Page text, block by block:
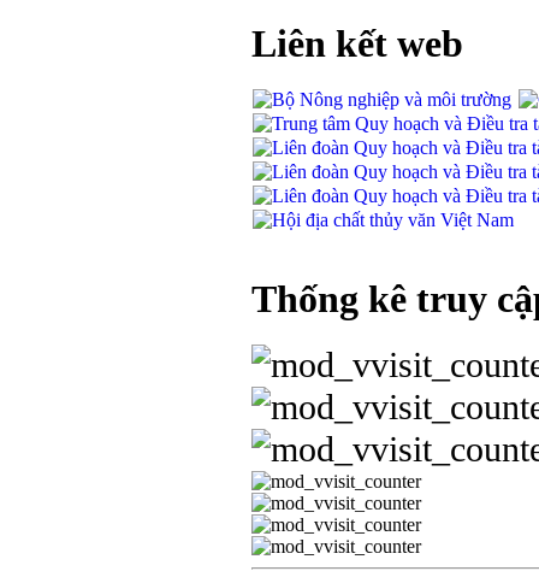
Liên kết web
Thống kê truy